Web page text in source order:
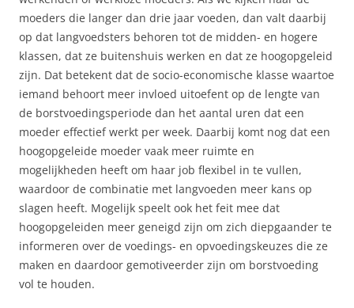
moeders die langer dan drie jaar voeden, dan valt daarbij
op dat langvoedsters behoren tot de midden- en hogere
klassen, dat ze buitenshuis werken en dat ze hoogopgeleid
zijn. Dat betekent dat de socio-economische klasse waartoe
iemand behoort meer invloed uitoefent op de lengte van
de borstvoedingsperiode dan het aantal uren dat een
moeder effectief werkt per week. Daarbij komt nog dat een
hoogopgeleide moeder vaak meer ruimte en
mogelijkheden heeft om haar job flexibel in te vullen,
waardoor de combinatie met langvoeden meer kans op
slagen heeft. Mogelijk speelt ook het feit mee dat
hoogopgeleiden meer geneigd zijn om zich diepgaander te
informeren over de voedings- en opvoedingskeuzes die ze
maken en daardoor gemotiveerder zijn om borstvoeding
vol te houden.